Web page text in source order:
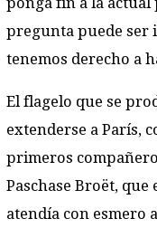
pregunta puede ser
tenemos derecho a
El flagelo que se
extenderse a París,
primeros
Paschase Broët,
atendía con esmero